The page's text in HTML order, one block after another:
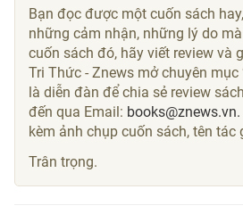
Bạn đọc được một cuốn sách
những cảm nhận, những lý do
cuốn sách đó, hãy viết review và
Tri Thức - Znews mở chuyên mục
là diễn đàn để chia sẻ review
đến qua Email: books@znews.vn.
kèm ảnh chụp cuốn sách, tên tác
Trân trọng.